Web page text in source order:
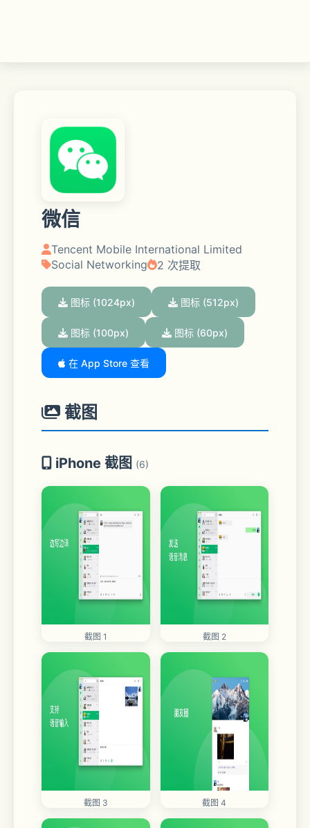
微信
Tencent Mobile International Limited
Social Networking
2 次提取
图标 (1024px) 图标 (512px)
图标 (100px) 图标 (60px)
在 App Store 查看
截图
iPhone 截图 (6)
截图 1 截图 2
截图 3 截图 4